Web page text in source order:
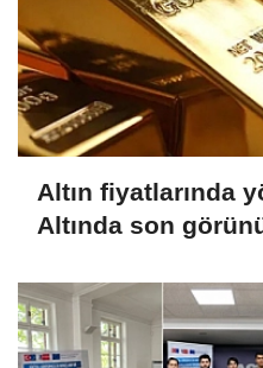
Altın fiyatlarında
Altında son